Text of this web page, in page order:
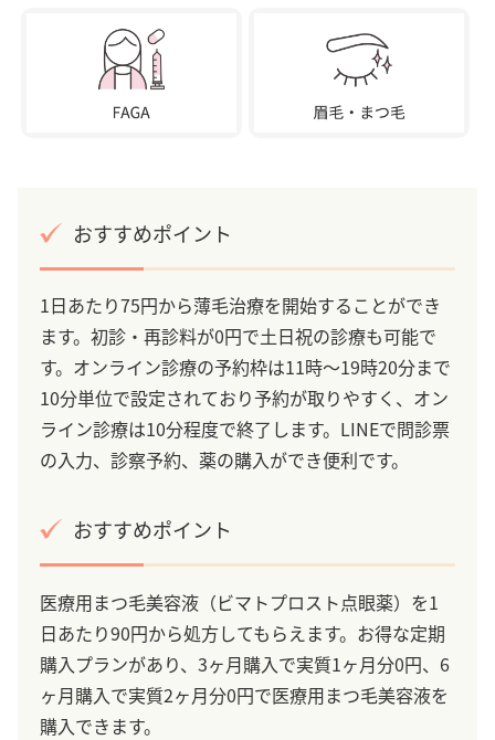
おすすめポイント
1日あたり75円から薄毛治療を開始することができ
ます。初診・再診料が0円で土日祝の診療も可能で
す。オンライン診療の予約枠は11時～19時20分まで
10分単位で設定されており予約が取りやすく、オン
ライン診療は10分程度で終了します。LINEで問診票
の入力、診察予約、薬の購入ができ便利です。
おすすめポイント
医療用まつ毛美容液（ビマトプロスト点眼薬）を1
日あたり90円から処方してもらえます。お得な定期
購入プランがあり、3ヶ月購入で実質1ヶ月分0円、6
ヶ月購入で実質2ヶ月分0円で医療用まつ毛美容液を
購入できます。